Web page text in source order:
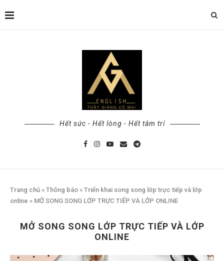
Hết sức - Hết lòng - Hết tâm trí
Trang chủ » Thông báo » Triển khai song song lớp trực tiếp và lớp
online » MỞ SONG SONG LỚP TRỰC TIẾP VÀ LỚP ONLINE
MỞ SONG SONG LỚP TRỰC TIẾP VÀ LỚP
ONLINE